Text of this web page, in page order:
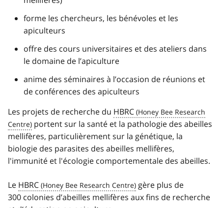
forme les chercheurs, les bénévoles et les
apiculteurs
offre des cours universitaires et des ateliers dans
le domaine de l’apiculture
anime des séminaires à l’occasion de réunions et
de conférences des apiculteurs
Les projets de recherche du HBRC
portent sur la santé et la pathologie des abeilles
mellifères, particulièrement sur la génétique, la
biologie des parasites des abeilles mellifères,
l'immunité et l'écologie comportementale des abeilles.
Le HBRC
gère plus de
300 colonies d’abeilles mellifères aux fins de recherche